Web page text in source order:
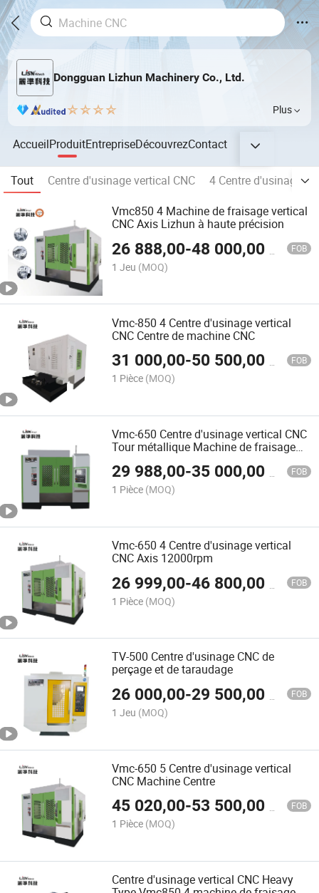
Dongguan Lizhun Machinery Co., Ltd.
Plus
AccueilProduitEntrepriseDécouvrezContact
Tout Centre d'usinage vertical CNC
4 Centre d'usinage
Vmc850 4 Machine de fraisage vertical
CNC Axis Lizhun à haute précision
26 888,00-48 000,00 FOB
1 Jeu (MOQ)
Vmc-850 4 Centre d'usinage vertical
CNC Centre de machine CNC
31 000,00-50 500,00 FOB
1 Pièce (MOQ)
Vmc-650 Centre d'usinage vertical CNC
Tour métallique Machine de fraisage
29 988,00-35 000,00 FOB
1 Pièce (MOQ)
Vmc-650 4 Centre d'usinage vertical
CNC Axis 12000rpm
26 999,00-46 800,00 FOB
1 Pièce (MOQ)
TV-500 Centre d'usinage CNC de
perçage et de taraudage
26 000,00-29 500,00 FOB
1 Jeu (MOQ)
Vmc-650 5 Centre d'usinage vertical
CNC Machine Centre
45 020,00-53 500,00 FOB
1 Pièce (MOQ)
Centre d'usinage vertical CNC Heavy